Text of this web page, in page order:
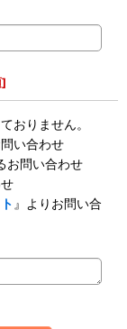
]
おりません。
い合わせ
お問い合わせ
』よりお問い合